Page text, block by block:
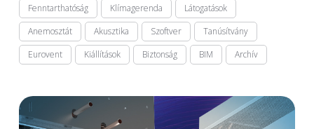
Fenntarthatóság
Klímagerenda
Látogatások
Anemosztát
Akusztika Szoftver
Tanúsítvány
Eurovent
Kiállítások Biztonság BIM Archív